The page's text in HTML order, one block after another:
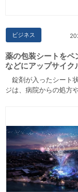
ビジネス
薬の包装シートをペ
などにアップサイ
錠剤が入ったシート
ジは、病院からの処方